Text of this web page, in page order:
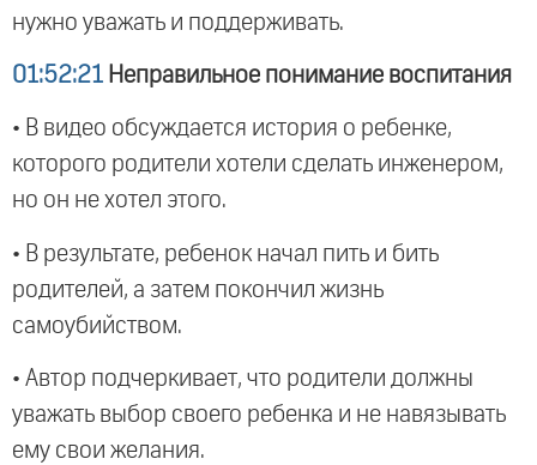
нужно уважать и поддерживать.
01:52:21 Неправильное понимание воспитания
• В видео обсуждается история о ребенке,
которого родители хотели сделать инженером,
но он не хотел этого.
• В результате, ребенок начал пить и бить
родителей, а затем покончил жизнь
самоубийством.
• Автор подчеркивает, что родители должны
уважать выбор своего ребенка и не навязывать
ему свои желания.